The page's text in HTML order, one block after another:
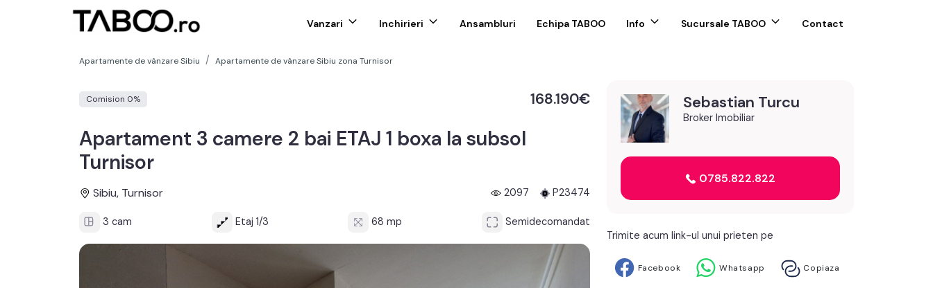
Vanzari Inchirieri Ansambluri Echipa TABOO Info Sucursale TABOO Contact
Apartamente de vânzare Sibiu Apartamente de vânzare Sibiu zona Turnisor
Comision 0% 168.190€
Apartament 3 camere 2 bai ETAJ 1 boxa la subsol
Turnisor
Sibiu, Turnisor 2097 P23474
3 cam Etaj 1/3 68 mp Semidecomandat
Sebastian Turcu
Broker Imobiliar
0785.822.822
Trimite acum link-ul unui prieten pe
Facebook Whatsapp Copiaza